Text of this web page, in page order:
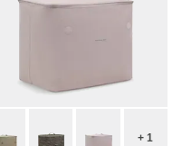
+ 1